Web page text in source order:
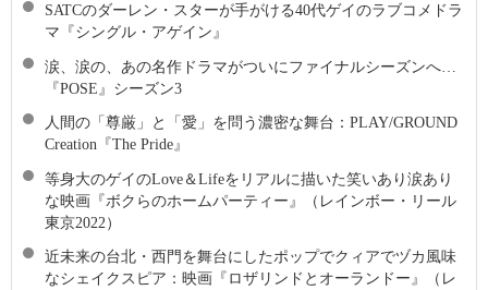
SATCのダーレン・スターが手がける40代ゲイのラブコメドラ
マ『シングル・アゲイン』
涙、涙の、あの名作ドラマがついにファイナルシーズンへ…
『POSE』シーズン3
人間の「尊厳」と「愛」を問う濃密な舞台：PLAY/GROUND
Creation『The Pride』
等身大のゲイのLove＆Lifeをリアルに描いた笑いあり涙あり
な映画『ボクらのホームパーティー』（レインボー・リール
東京2022）
近未来の台北・西門を舞台にしたポップでクィアでヅカ風味
なシェイクスピア：映画『ロザリンドとオーランドー』（レ